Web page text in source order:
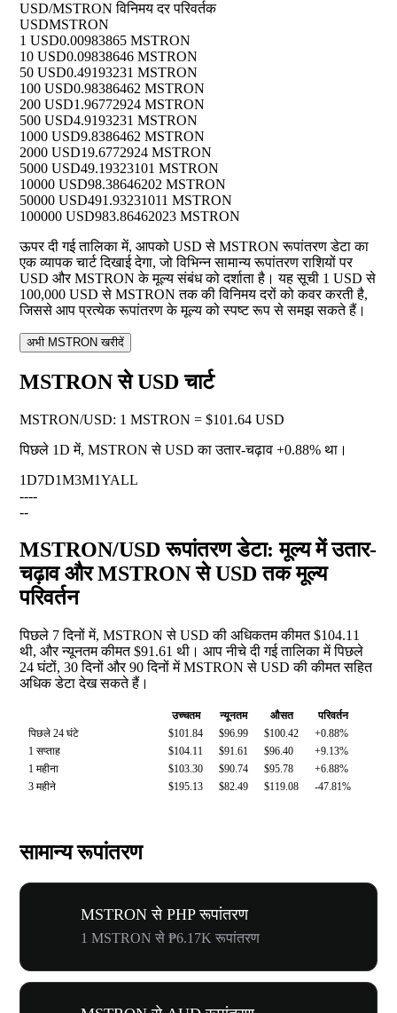
USD/MSTRON विनिमय दर परिवर्तक
USDMSTRON
1 USD0.00983865 MSTRON
10 USD0.09838646 MSTRON
50 USD0.49193231 MSTRON
100 USD0.98386462 MSTRON
200 USD1.96772924 MSTRON
500 USD4.9193231 MSTRON
1000 USD9.8386462 MSTRON
2000 USD19.6772924 MSTRON
5000 USD49.19323101 MSTRON
10000 USD98.38646202 MSTRON
50000 USD491.93231011 MSTRON
100000 USD983.86462023 MSTRON
ऊपर दी गई तालिका में, आपको USD से MSTRON रूपांतरण डेटा का
एक व्यापक चार्ट दिखाई देगा, जो विभिन्न सामान्य रूपांतरण राशियों पर
USD और MSTRON के मूल्य संबंध को दर्शाता है। यह सूची 1 USD से
100,000 USD से MSTRON तक की विनिमय दरों को कवर करती है,
जिससे आप प्रत्येक रूपांतरण के मूल्य को स्पष्ट रूप से समझ सकते हैं।
अभी MSTRON खरीदें
MSTRON से USD चार्ट
MSTRON/USD: 1 MSTRON = $101.64 USD
पिछले 1D में, MSTRON से USD का उतार-चढ़ाव +0.88% था।
1D7D1M3M1YALL
----
--
MSTRON/USD रूपांतरण डेटा: मूल्य में उतार-
चढ़ाव और MSTRON से USD तक मूल्य
परिवर्तन
पिछले 7 दिनों में, MSTRON से USD की अधिकतम कीमत $104.11
थी, और न्यूनतम कीमत $91.61 थी। आप नीचे दी गई तालिका में पिछले
24 घंटों, 30 दिनों और 90 दिनों में MSTRON से USD की कीमत सहित
अधिक डेटा देख सकते हैं।
उच्चतम न्यूनतम औसत
परिवर्तन
पिछले 24 घंटे
$101.84 $96.99 $100.42
+0.88%
1 सप्ताह
$104.11 $91.61 $96.40
+9.13%
1 महीना
$103.30 $90.74 $95.78
+6.88%
3 महीने
$195.13 $82.49 $119.08 -47.81%
सामान्य रूपांतरण
MSTRON से PHP रूपांतरण
1 MSTRON से ₱6.17K रूपांतरण